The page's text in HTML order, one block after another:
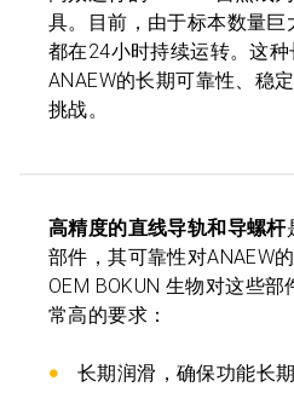
具。目前，由于标本数量巨
都在24小时持续运转。这
ANAEW的长期可靠性、稳
挑战。
高精度的直线导轨和导螺杆
部件，其可靠性对ANAEW
OEM BOKUN 生物对这些
常高的要求：
长期润滑，确保功能长期